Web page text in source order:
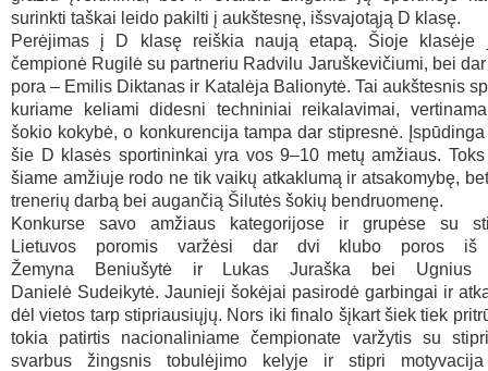
surinkti taškai leido pakilti į aukštesnę, išsvajotąją D klasę.
Perėjimas į D klasę reiškia naują etapą. Šioje klasėje
čempionė Rugilė su partneriu Radvilu Jaruškevičiumi, bei
pora – Emilis Diktanas ir Katalėja Balionytė. Tai aukštesnis
kuriame keliami didesni techniniai reikalavimai,
šokio kokybė, o konkurencija tampa dar stipresnė.
šie D klasės sportininkai yra vos 9–10 metų amžiaus.
šiame amžiuje rodo ne tik vaikų atkaklumą ir atsakomybę,
trenerių darbą bei augančią Šilutės šokių bendruomenę.
Konkurse savo amžiaus kategorijose ir grupėse su
Lietuvos poromis varžėsi dar dvi klubo poros
Žemyna Beniušytė ir Lukas Juraška bei Ugnius
Danielė Sudeikytė. Jaunieji šokėjai pasirodė garbingai ir
dėl vietos tarp stipriausiųjų. Nors iki finalo šįkart šiek tiek
tokia patirtis nacionaliniame čempionate varžytis su
svarbus žingsnis tobulėjimo kelyje ir stipri